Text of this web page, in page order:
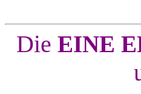
Die EINE